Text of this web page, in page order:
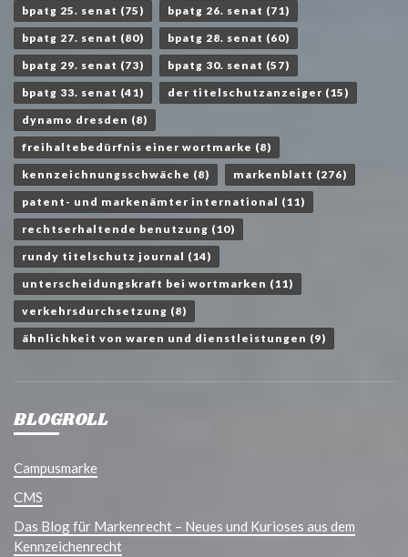
bpatg 25. senat (75) bpatg 26. senat (71)
bpatg 27. senat (80) bpatg 28. senat (60)
bpatg 29. senat (73) bpatg 30. senat (57)
bpatg 33. senat (41) der titelschutzanzeiger (15)
dynamo dresden (8)
freihaltebedürfnis einer wortmarke (8)
kennzeichnungsschwäche (8) markenblatt (276)
patent- und markenämter international (11)
rechtserhaltende benutzung (10)
rundy titelschutz journal (14)
unterscheidungskraft bei wortmarken (11)
verkehrsdurchsetzung (8)
ähnlichkeit von waren und dienstleistungen (9)
BLOGROLL
Campusmarke
CMS
Das Blog für Markenrecht – Neues und Kurioses aus dem
Kennzeichenrecht